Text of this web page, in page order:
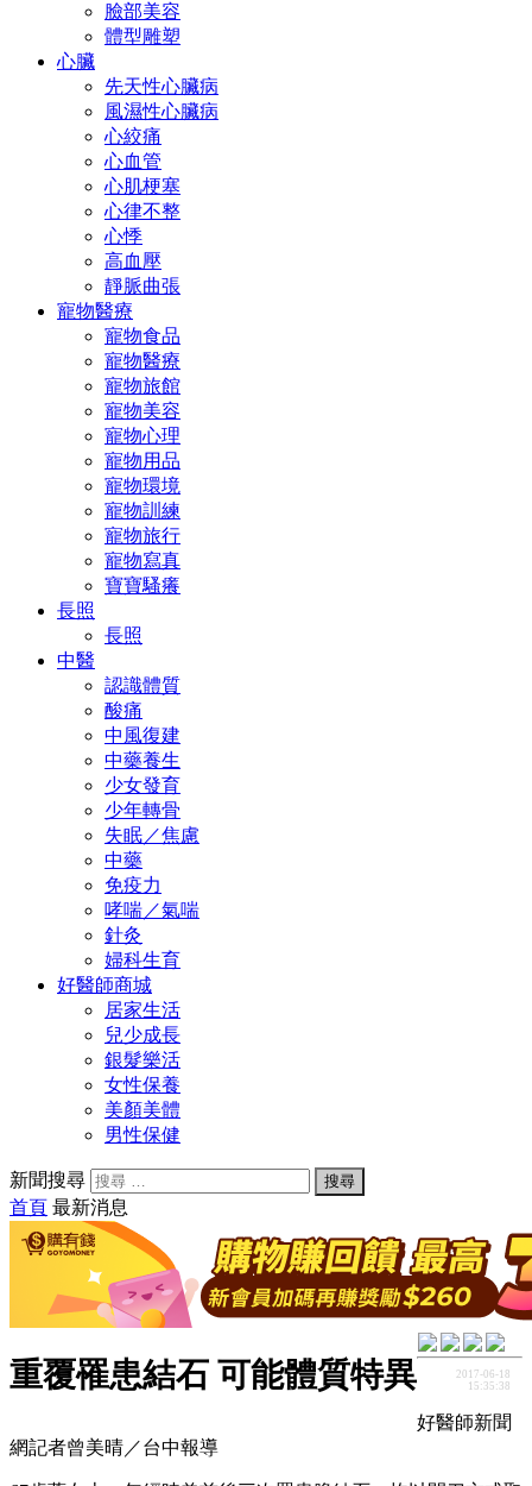
臉部美容
體型雕塑
心臟
先天性心臟病
風濕性心臟病
心絞痛
心血管
心肌梗塞
心律不整
心悸
高血壓
靜脈曲張
寵物醫療
寵物食品
寵物醫療
寵物旅館
寵物美容
寵物心理
寵物用品
寵物環境
寵物訓練
寵物旅行
寵物寫真
寶寶騷癢
長照
長照
中醫
認識體質
酸痛
中風復建
中藥養生
少女發育
少年轉骨
失眠／焦慮
中藥
免疫力
哮喘／氣喘
針灸
婦科生育
好醫師商城
居家生活
兒少成長
銀髮樂活
女性保養
美顏美體
男性保健
新聞搜尋
首頁 最新消息
重覆罹患結石 可能體質特異
2017-06-18
15:35:38
好醫師新聞
網記者曾美晴／台中報導